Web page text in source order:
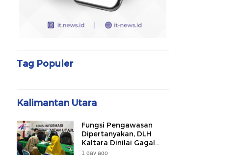
Tag Populer
Kalimantan Utara
Fungsi Pengawasan
Dipertanyakan, DLH
Kaltara Dinilai Gagal
Awasi PLTU Captive dan
1 day ago